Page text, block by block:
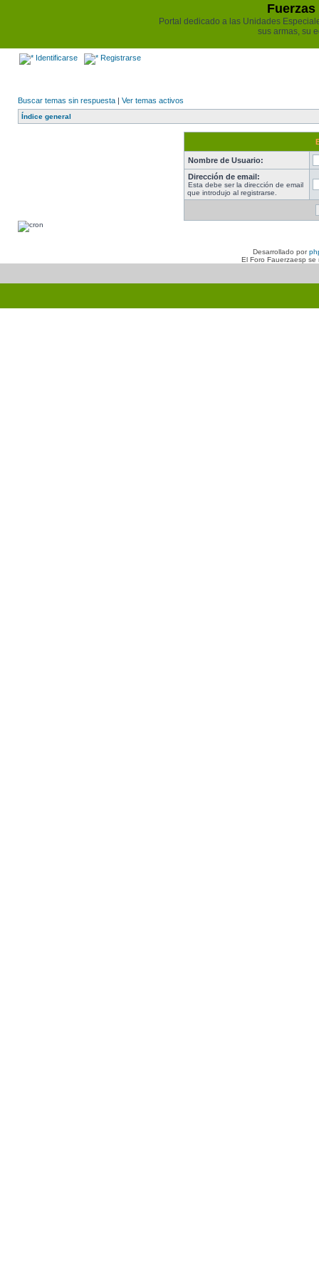
Portal dedicado a las Unidades
sus armas, su
Identificarse Registrarse
Buscar temas sin respuesta | Ver temas activos
Índice general
Nombre de Usuario:
Dirección de email:
Esta debe ser la dirección de email
que introdujo al registrarse.
Desarrollado por
El Foro Fauerzaesp